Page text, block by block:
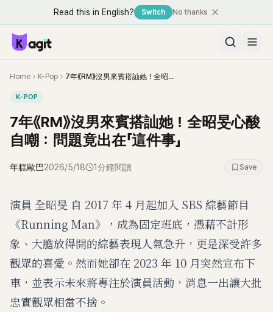
Read this in English? Switch No thanks
Home K-Pop 7年《RM》沒男來賓搭訕她！全昭旻心酸自嘲：問題竟出在「這件事」
K-POP
7年《RM》沒男來賓搭訕她！全昭旻心酸
自嘲：問題竟出在「這件事」
年糕歐巴2026/5/18 1分鐘閱讀 Save
演員 全昭旻 自 2017 年 4 月起加入 SBS 綜藝節目
《Running Man》，成為固定班底，憑藉不計形
象、大膽放得開的綜藝表現人氣急升，更是深受許多
觀眾的喜愛。然而她卻在 2023 年 10 月突然宣布下
車，並表示未來將專注於演員活動，消息一出讓大批
忠實觀眾相當不捨。